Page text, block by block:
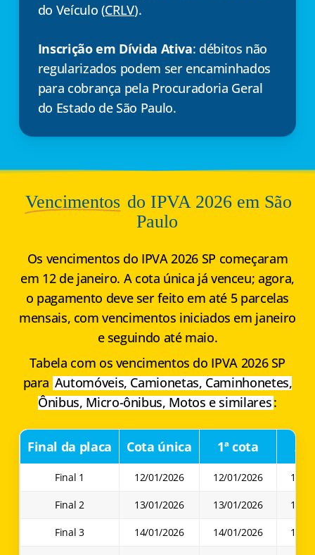
do Veículo (CRLV).
Inscrição em Dívida Ativa: débitos não
regularizados podem ser encaminhados
para cobrança pela Procuradoria Geral
do Estado de São Paulo.
Vencimentos do IPVA 2026 em São
Paulo
Os vencimentos do IPVA 2026 SP começaram
em 12 de janeiro. A cota única já venceu; agora,
o pagamento deve ser feito em até 5 parcelas
mensais, com vencimentos iniciados em janeiro
e seguindo até maio.
Tabela com os vencimentos do IPVA 2026 SP
para Automóveis, Camionetas, Caminhonetes,
Ônibus, Micro-ônibus, Motos e similares:
Final da placa Cota única 1ª cota 2ª
Final 1 12/01/2026 12/01/2026 12/
Final 2 13/01/2026 13/01/2026 13/
Final 3 14/01/2026 14/01/2026 14/